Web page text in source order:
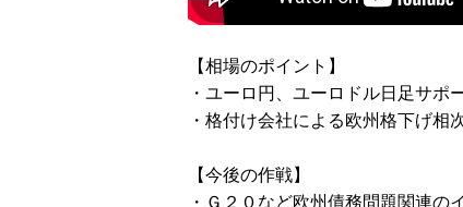
【相場のポイント】
・ユーロ円、ユーロドル日足サポ
・格付け会社による欧州格下げ相
【今後の作戦】
・Ｇ２０など欧州債務問題関連の